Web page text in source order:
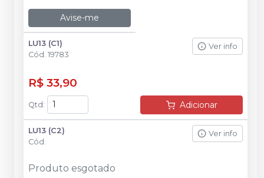
Avise-me
LU13 (C1)
Cód. 19783
Ver info
R$ 33,90
Qtd : Adicionar
LU13 (C2)
Cód.
Ver info
Produto esgotado